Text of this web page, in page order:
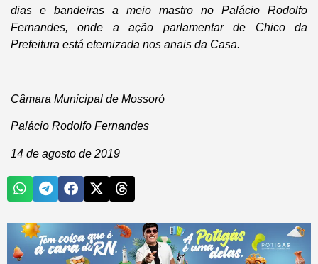
dias e bandeiras a meio mastro no Palácio Rodolfo
Fernandes, onde a ação parlamentar de Chico da
Prefeitura está eternizada nos anais da Casa.
Câmara Municipal de Mossoró
Palácio Rodolfo Fernandes
14 de agosto de 2019